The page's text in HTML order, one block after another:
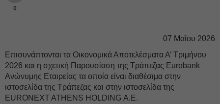
0
07 Μαΐου 2026
Επισυνάπτονται τα Οικονομικά Αποτελέσματα Α’ Τριμήνου
2026 και η σχετική Παρουσίαση της Τράπεζας Eurobank
Ανώνυμης Εταιρείας τα οποία είναι διαθέσιμα στην
ιστοσελίδα της Τράπεζας και στην ιστοσελίδα της
EURONEXT ATHENS HOLDING Α.Ε.